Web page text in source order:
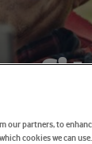
efit
our partners, to
cookies we can